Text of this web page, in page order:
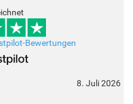
Bewertungen
8. Juli 2026